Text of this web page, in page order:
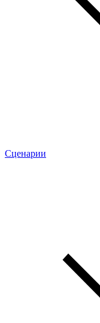
Сценарии